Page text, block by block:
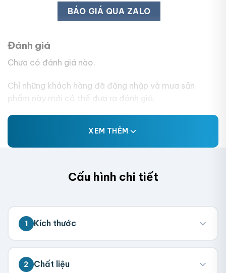
BÁO GIÁ QUA ZALO
Đánh giá
Chưa có đánh giá nào.
Chỉ những khách hàng đã đăng nhập và mua sản
phẩm này mới có thể đưa ra đánh giá.
XEM THÊM
Cấu hình chi tiết
1 Kích thước
💡 Đo kích thước bên trong hộp (nơi chứa
2 Chất liệu